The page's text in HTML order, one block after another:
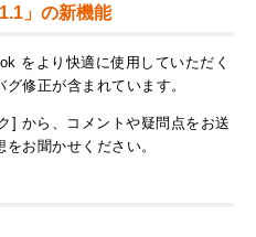
」の新機能
をより快適に使用していただく
修正が含まれています。
] から、コメントや疑問点をお送
お聞かせください。